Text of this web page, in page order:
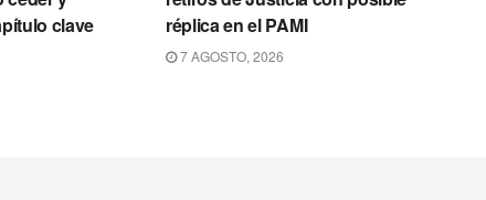
clave
réplica en el PAMI
7 AGOSTO, 2026